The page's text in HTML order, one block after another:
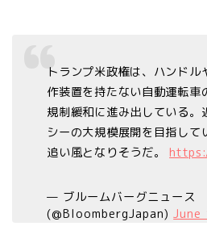
トランプ米政権は、ハンドル
作装置を持たない自動運転車
規制緩和に進み出している。
シーの大規模展開を目指して
追い風となりそうだ。
— ブルームバーグニュース
(@BloombergJapan)June